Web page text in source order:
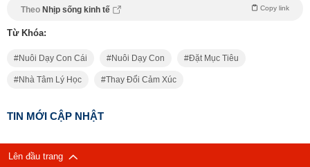
Theo Nhịp sống kinh tế Copy link
Từ Khóa:
Nuôi Dạy Con Cái Nuôi Dạy Con Đặt Mục Tiêu
Nhà Tâm Lý Học Thay Đổi Cảm Xúc
TIN MỚI CẬP NHẬT
Lên đầu trang